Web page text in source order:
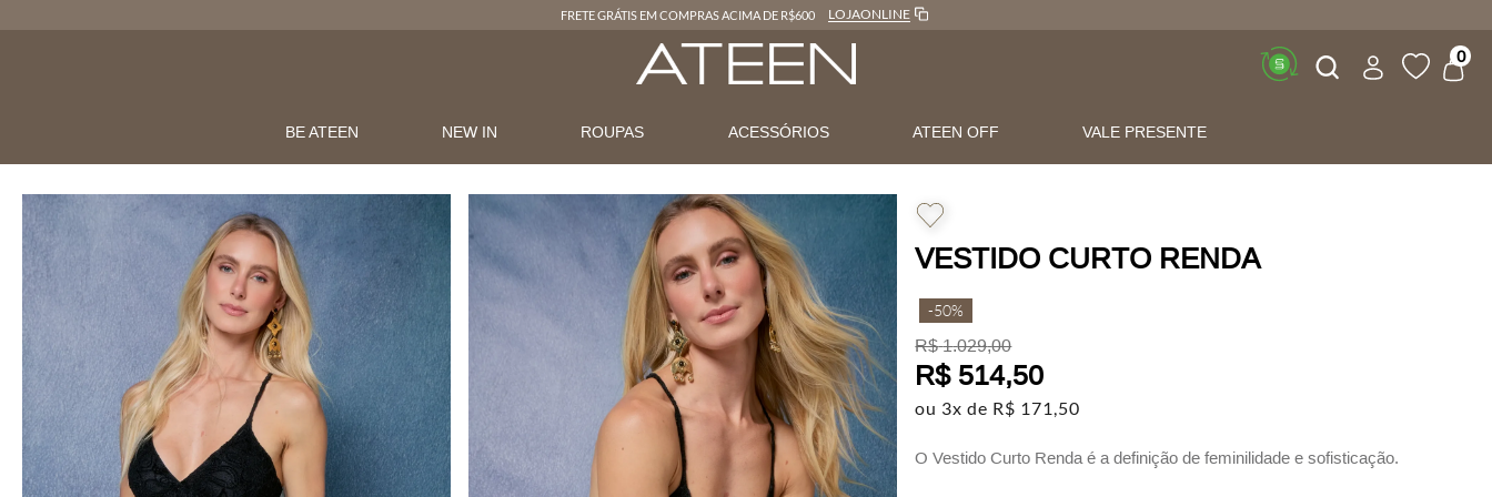
FRETE GRÁTIS EM COMPRAS ACIMA DE R$600 LOJAONLINE
Buscar 0
BE ATEEN NEW IN ROUPAS ACESSÓRIOS ATEEN OFF VALE PRESENTE
VESTIDO CURTO RENDA
-50%
R$ 1.029,00
R$ 514,50
ou 3x de R$ 171 ,50
O Vestido Curto Renda é a definição de feminilidade e sofisticação.